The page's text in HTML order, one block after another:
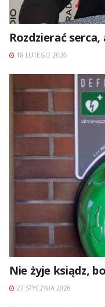
Rozdzierać
18 LUTEGO 2026
Nie żyje ksiądz,
27 STYCZNIA 2026